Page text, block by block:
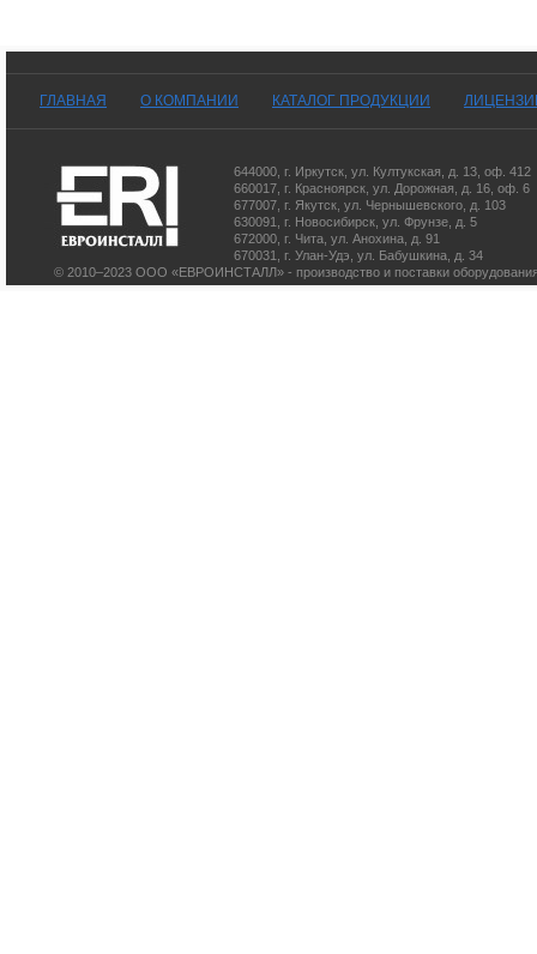
ГЛАВНАЯ О КОМПАНИИ КАТАЛОГ ПРОДУКЦИИ
644000 г. Иркутск ул. Култукская, д. 13 , оф. 412
660017 г. Красноярск ул. Дорожная, д. 16, оф. 6
677007 г. Якутск ул. Чернышевского, д. 103
630091
г. Новосибирск ул. Фрунзе, д. 5
672000 г. Чита ул. Анохина, д. 91
670031
г. Улан-Удэ ул. Бабушкина, д. 34
© 2010–2023 ООО «ЕВРОИНСТАЛЛ» - производство и поставки оборудования